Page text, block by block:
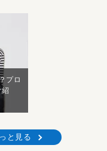
プロ
と見る